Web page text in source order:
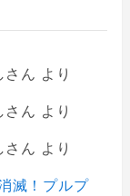
さん より
さん より
さん より
滅！プルプ